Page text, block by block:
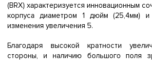
(BRX) характеризуется инновационным
корпуса диаметром 1 дюйм (25,4мм) и
изменения увеличения 5.
Благодаря высокой кратности
стороны, и наличию большого поля